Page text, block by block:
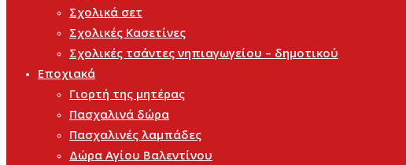
Σχολικά σετ
Σχολικές Κασετίνες
Σχολικές τσάντες νηπιαγωγείου – δημοτικού
Εποχιακά
Γιορτή της μητέρας
Πασχαλινά δώρα
Πασχαλινές λαμπάδες
Δώρα Αγίου Βαλεντίνου